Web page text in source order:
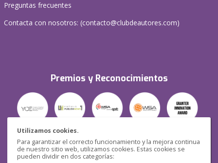
Utilizamos cookies.
Para garantizar el correcto funcionamiento y la mejora continua
de nuestro sitio web, utilizamos cookies. Estas cookies se
pueden dividir en dos categorías:
Preguntas frecuentes
Contacta con nosotros: (contacto@clubdeautores.com)
Premios y Reconocimientos
Seguridad